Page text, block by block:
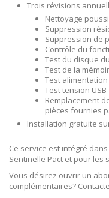
Trois révisions
Nettoyage
Suppression
Suppression de
Contrôle du
Test du disque
Test de la
Test alimentation
Test tension USB
Remplacement
pièces fournies
Installation gratuite
Ce service est intégré
Sentinelle Pact et pour les
Vous désirez ouvrir un
complémentaires?